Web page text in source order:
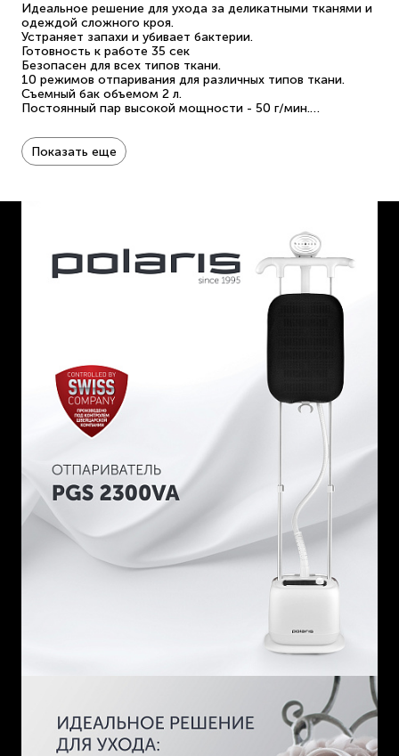
Идеальное решение для ухода за деликатными тканями и
одеждой сложного кроя.
Устраняет запахи и убивает бактерии.
Готовность к работе 35 сек
Безопасен для всех типов ткани.
10 режимов отпаривания для различных типов ткани.
Съемный бак объемом 2 л.
Постоянный пар высокой мощности - 50 г/мин.
- Гладильная доска ComfyBoard PRO
- 2 терморукавицы
Мощность 2400 Вт
Показать еще